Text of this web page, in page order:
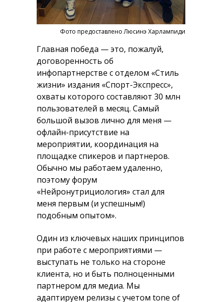
Главная победа — это, пожалуй,
договоренность об
инфопартнерстве с отделом «Стиль
жизни» издания «Спорт-Экспресс»,
охваты которого составляют 30 млн
пользователей в месяц. Самый
большой вызов лично для меня —
офлайн-присутствие на
мероприятии, координация на
площадке спикеров и партнеров.
Обычно мы работаем удаленно,
поэтому форум
«Нейронутрициология» стал для
меня первым (и успешным!)
подобным опытом».
Фото предоставлено Люсинэ Харлампиди
Один из ключевых наших принципов
при работе с мероприятиями —
выступать не только на стороне
клиента, но и быть полноценными
партнером для медиа. Мы
адаптируем релизы с учетом tone of